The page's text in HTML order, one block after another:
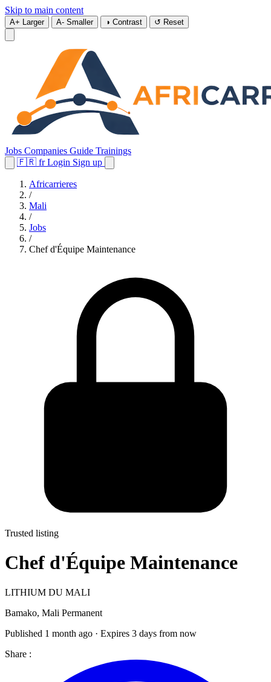
Skip to main content
A+ Larger A- Smaller ◑ Contrast ↺ Reset
Jobs Companies Guide Trainings
🇫🇷 fr Login Sign up
Africarrieres
/
Mali
/
Jobs
/
Chef d'Équipe Maintenance
Trusted listing
Chef d'Équipe Maintenance
LITHIUM DU MALI
Bamako, Mali Permanent
Published 1 month ago · Expires 3 days from now
Share :